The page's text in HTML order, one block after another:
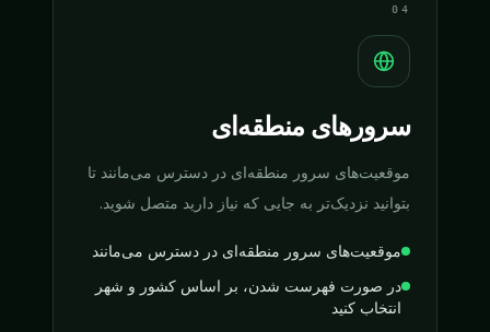
سرورهای منطقه‌ای
موقعیت‌های سرور منطقه‌ای در دسترس می‌مانند تا
بتوانید نزدیک‌تر به جایی که نیاز دارید متصل شوید.
موقعیت‌های سرور منطقه‌ای در دسترس می‌مانند
در صورت فهرست شدن، بر اساس کشور و شهر
انتخاب کنید